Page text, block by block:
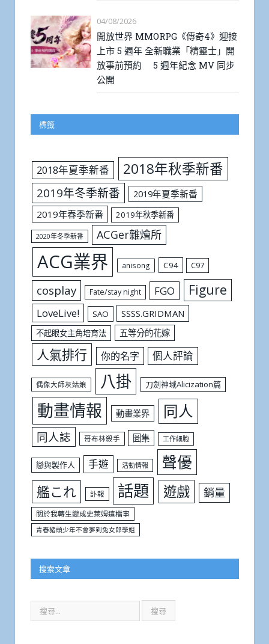
04/08/2026
開放世界 MMORPG《傳奇4》迎接
上市 5 週年 全新職業「精靈士」開
放事前預約 5 週年紀念 MV 同步
公開
標籤
2018年夏季新番 2018年秋季新番
2019年冬季新番
2019年夏季新番
2019年春季新番
2019年秋季新番
2020年冬季新番 ACGer雜燴所
ACG業界 anisong C94 C97
cosplay Fate/stay night FGO Figure
LoveLive! SAO SSSS.GRIDMAN
不起眼女主角培育法 五等分的花嫁
人氣排行 你的名字 個人評論
偶像大師灰姑娘 八掛 刀劍神域Alicization篇
動畫情報 動畫業界 同人
同人誌 哥布林殺手 圖集 工作細胞
戀與製作人 手遊 活動情報 聲優
艦これ 訃報 話題 遊戲 銷量
關於我轉生變成史萊姆這檔事
青春豬頭少年不會夢到兔女郎學姐
搜索文章